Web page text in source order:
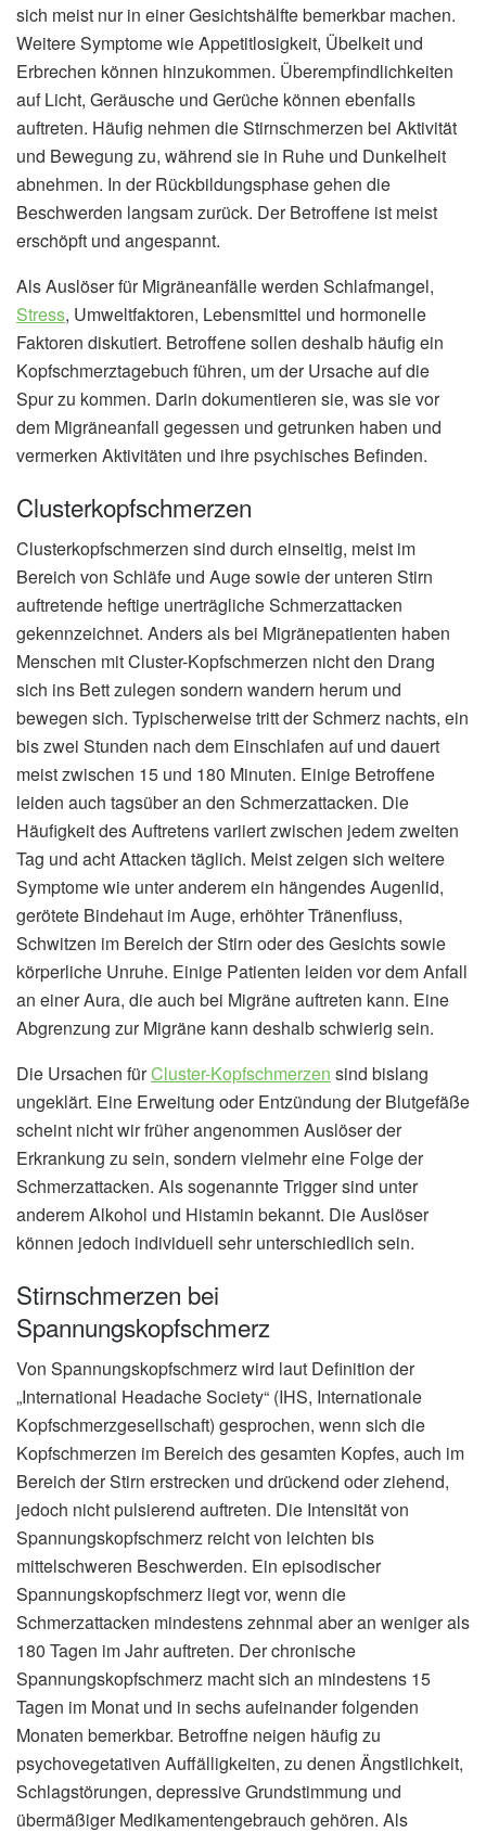
sich meist nur in einer Gesichtshälfte bemerkbar machen.
Weitere Symptome wie Appetitlosigkeit, Übelkeit und
Erbrechen können hinzukommen. Überempfindlichkeiten
auf Licht, Geräusche und Gerüche können ebenfalls
auftreten. Häufig nehmen die Stirnschmerzen bei Aktivität
und Bewegung zu, während sie in Ruhe und Dunkelheit
abnehmen. In der Rückbildungsphase gehen die
Beschwerden langsam zurück. Der Betroffene ist meist
erschöpft und angespannt.
Als Auslöser für Migräneanfälle werden Schlafmangel,
Stress, Umweltfaktoren, Lebensmittel und hormonelle
Faktoren diskutiert. Betroffene sollen deshalb häufig ein
Kopfschmerztagebuch führen, um der Ursache auf die
Spur zu kommen. Darin dokumentieren sie, was sie vor
dem Migräneanfall gegessen und getrunken haben und
vermerken Aktivitäten und ihre psychisches Befinden.
Clusterkopfschmerzen
Clusterkopfschmerzen sind durch einseitig, meist im
Bereich von Schläfe und Auge sowie der unteren Stirn
auftretende heftige unerträgliche Schmerzattacken
gekennzeichnet. Anders als bei Migränepatienten haben
Menschen mit Cluster-Kopfschmerzen nicht den Drang
sich ins Bett zulegen sondern wandern herum und
bewegen sich. Typischerweise tritt der Schmerz nachts, ein
bis zwei Stunden nach dem Einschlafen auf und dauert
meist zwischen 15 und 180 Minuten. Einige Betroffene
leiden auch tagsüber an den Schmerzattacken. Die
Häufigkeit des Auftretens variiert zwischen jedem zweiten
Tag und acht Attacken täglich. Meist zeigen sich weitere
Symptome wie unter anderem ein hängendes Augenlid,
gerötete Bindehaut im Auge, erhöhter Tränenfluss,
Schwitzen im Bereich der Stirn oder des Gesichts sowie
körperliche Unruhe. Einige Patienten leiden vor dem Anfall
an einer Aura, die auch bei Migräne auftreten kann. Eine
Abgrenzung zur Migräne kann deshalb schwierig sein.
Die Ursachen fürCluster-Kopfschmerzen sind bislang
ungeklärt. Eine Erweitung oder Entzündung der Blutgefäße
scheint nicht wir früher angenommen Auslöser der
Erkrankung zu sein, sondern vielmehr eine Folge der
Schmerzattacken. Als sogenannte Trigger sind unter
anderem Alkohol und Histamin bekannt. Die Auslöser
können jedoch individuell sehr unterschiedlich sein.
Stirnschmerzen bei
Spannungskopfschmerz
Von Spannungskopfschmerz wird laut Definition der
„International Headache Society“ (IHS, Internationale
Kopfschmerzgesellschaft) gesprochen, wenn sich die
Kopfschmerzen im Bereich des gesamten Kopfes, auch im
Bereich der Stirn erstrecken und drückend oder ziehend,
jedoch nicht pulsierend auftreten. Die Intensität von
Spannungskopfschmerz reicht von leichten bis
mittelschweren Beschwerden. Ein episodischer
Spannungskopfschmerz liegt vor, wenn die
Schmerzattacken mindestens zehnmal aber an weniger als
180 Tagen im Jahr auftreten. Der chronische
Spannungskopfschmerz macht sich an mindestens 15
Tagen im Monat und in sechs aufeinander folgenden
Monaten bemerkbar. Betroffne neigen häufig zu
psychovegetativen Auffälligkeiten, zu denen Ängstlichkeit,
Schlagstörungen, depressive Grundstimmung und
übermäßiger Medikamentengebrauch gehören. Als